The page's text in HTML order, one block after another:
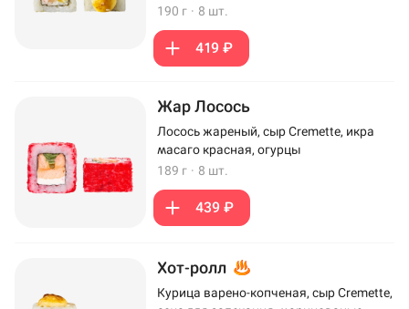
190 г · 8 шт.
419 ₽
Жар Лосось
Лосось жареный, сыр Cremette, икра
масаго красная, огурцы
189 г · 8 шт.
439 ₽
Хот-ролл
Курица варено-копченая, сыр Cremette,